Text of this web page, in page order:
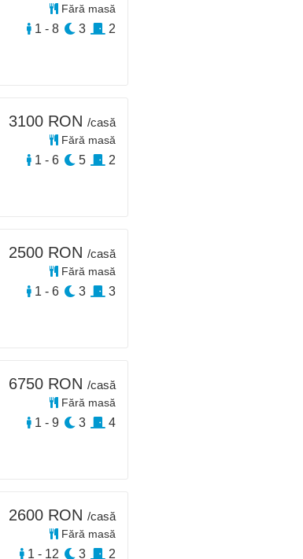
Fără masă
1 - 8 3 2
3100 RON /casă
Fără masă
1 - 6 5 2
2500 RON /casă
Fără masă
1 - 6 3 3
6750 RON /casă
Fără masă
1 - 9 3 4
2600 RON /casă
Fără masă
1 - 12 3 2